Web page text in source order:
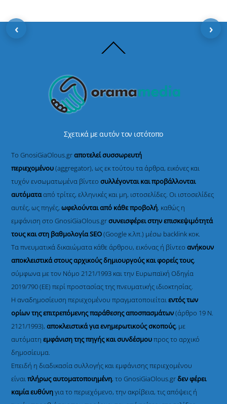
To
Σχετικά με αυτόν τον ιστότοπο
Το GnosiGiaOlous.grαποτελεί συσσωρευτή
περιεχομένου(aggregator), ως εκ τούτου τα άρθρα, εικόνες και
τυχόν ενσωματωμένα βίντεοσυλλέγονται και προβάλλονται
αυτόματααπό τρίτες, ελληνικές και μη, ιστοσελίδες. Οι ιστοσελίδες
αυτές, ως πηγές,ωφελούνται από κάθε προβολή, καθώς η
εμφάνιση στο GnosiGiaOlous.grσυνεισφέρει στην επισκεψιμότητά
τους και στη βαθμολογία SEO(Google κ.λπ.) μέσω backlink κοκ.
Τα πνευματικά δικαιώματα κάθε άρθρου, εικόνας ή βίντεοανήκουν
αποκλειστικά στους αρχικούς δημιουργούς και φορείς τους,
σύμφωνα με τον Νόμο 2121/1993 και την Ευρωπαϊκή Οδηγία
2019/790 (ΕΕ) περί προστασίας της πνευματικής ιδιοκτησίας.
Η αναδημοσίευση περιεχομένου πραγματοποιείταιεντός των
ορίων της επιτρεπόμενης παράθεσης αποσπασμάτων(άρθρο 19 Ν.
2121/1993), αποκλειστικά για ενημερωτικούς σκοπούς, με
αυτόματηεμφάνιση της πηγής και συνδέσμουπρος το αρχικό
δημοσίευμα.
Επειδή η διαδικασία συλλογής και εμφάνισης περιεχομένου
είναιπλήρως αυτοματοποιημένη, το GnosiGiaOlous.grδεν φέρει
καμία ευθύνηγια το περιεχόμενο, την ακρίβεια, τις απόψεις ή
‹ ›